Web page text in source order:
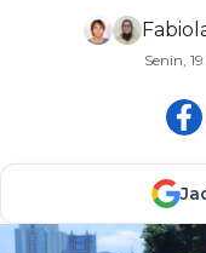
Senin,